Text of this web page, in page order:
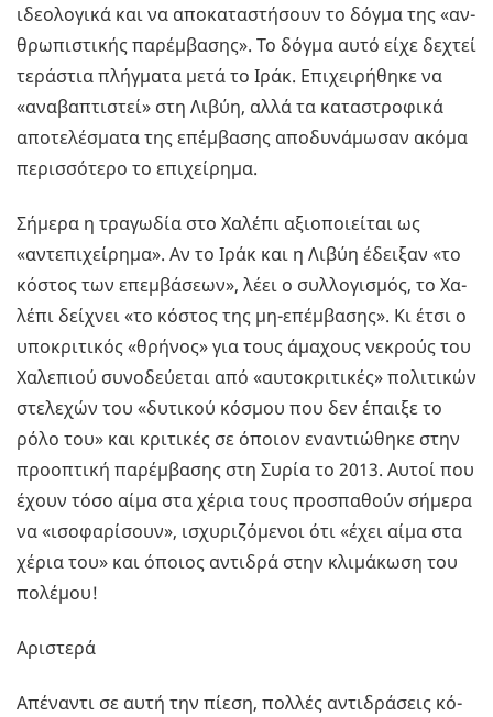
ιδε­ο­λο­γι­κά και να απο­κα­τα­στή­σουν το δόγμα της «αν­
θρω­πι­στι­κής πα­ρέμ­βα­σης». Το δόγμα αυτό είχε δε­χτεί
τε­ρά­στια πλήγ­μα­τα μετά το Ιράκ. Επι­χει­ρή­θη­κε να
«ανα­βα­πτι­στεί» στη Λιβύη, αλλά τα κα­τα­στρο­φι­κά
απο­τε­λέ­σμα­τα της επέμ­βα­σης απο­δυ­νά­μω­σαν ακόμα
πε­ρισ­σό­τε­ρο το επι­χεί­ρη­μα.
Σή­με­ρα η τρα­γω­δία στο Χα­λέ­πι αξιο­ποιεί­ται ως
«αντε­πι­χεί­ρη­μα». Αν το Ιράκ και η Λιβύη έδει­ξαν «το
κό­στος των επεμ­βά­σε­ων», λέει ο συλ­λο­γι­σμός, το Χα­
λέ­πι δεί­χνει «το κό­στος της μη-επέμ­βα­σης». Κι έτσι ο
υπο­κρι­τι­κός «θρή­νος» για τους άμα­χους νε­κρούς του
Χα­λε­πιού συ­νο­δεύ­ε­ται από «αυ­το­κρι­τι­κές» πο­λι­τι­κών
στε­λε­χών του «δυ­τι­κού κό­σμου που δεν έπαι­ξε το
ρόλο του» και κρι­τι­κές σε όποιον ενα­ντιώ­θη­κε στην
προ­ο­πτι­κή πα­ρέμ­βα­σης στη Συρία το 2013. Αυτοί που
έχουν τόσο αίμα στα χέρια τους προ­σπα­θούν σή­με­ρα
να «ισο­φα­ρί­σουν», ισχυ­ρι­ζό­με­νοι ότι «έχει αίμα στα
χέρια του» και όποιος αντι­δρά στην κλι­μά­κω­ση του
πο­λέ­μου!
Αρι­στε­ρά
Απέ­να­ντι σε αυτή την πίεση, πολ­λές αντι­δρά­σεις κό­